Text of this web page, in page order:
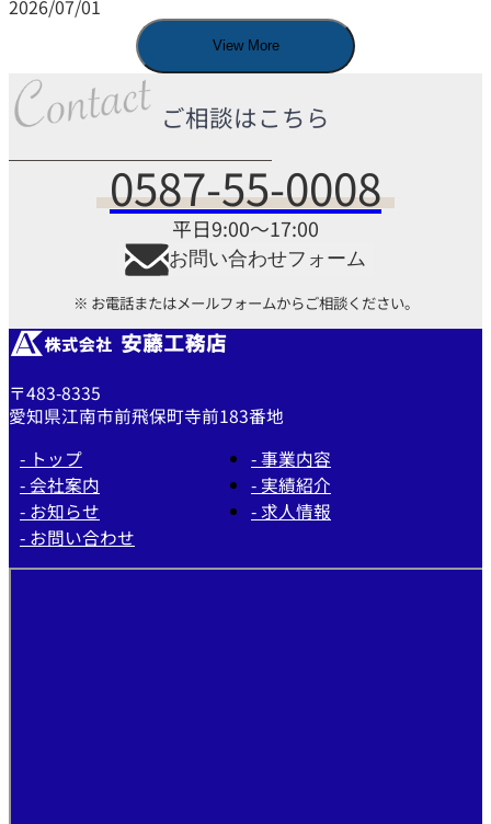
2026/07/01
View More
ご相談はこちら
0587-55-0008
平日9:00～17:00
お問い合わせフォーム
※ お電話またはメールフォームからご相談ください。
〒483-8335
愛知県江南市前飛保町寺前183番地
- トップ
- 事業内容
- 会社案内
- 実績紹介
- お知らせ
- 求人情報
- お問い合わせ